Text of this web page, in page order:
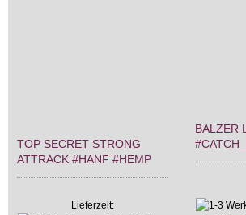
TOP SECRET STRONG
ATTRACK #HANF #HEMP
Lieferzeit:
BALZER